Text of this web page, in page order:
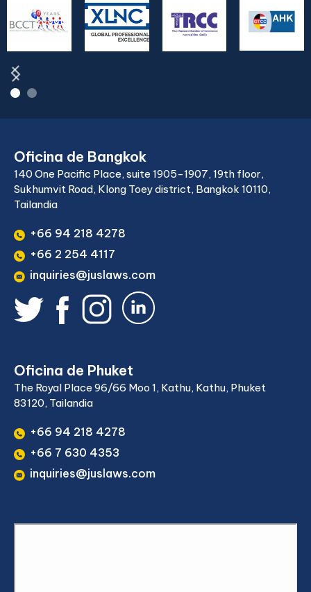
Oficina de Bangkok
140 One Pacific Place, suite 1905-1907, 19th floor,
Sukhumvit Road, Klong Toey district, Bangkok 10110,
Tailandia
+66 94 218 4278
+66 2 254 4117
inquiries@juslaws.com
Oficina de Phuket
The Royal Place 96/66 Moo 1, Kathu, Kathu, Phuket
83120, Tailandia
+66 94 218 4278
+66 7 630 4353
inquiries@juslaws.com